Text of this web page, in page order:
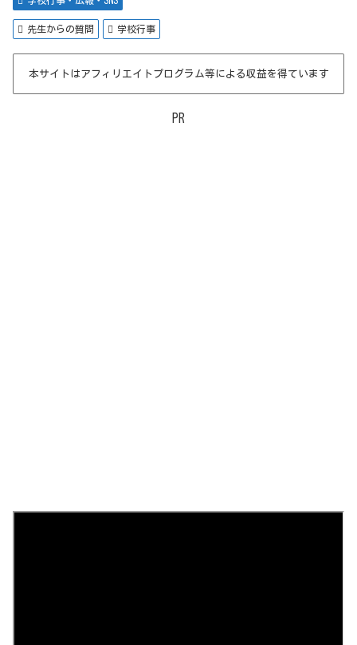
先生からの質問 学校行事
本サイトはアフィリエイトプログラム等による収益を得ています
PR